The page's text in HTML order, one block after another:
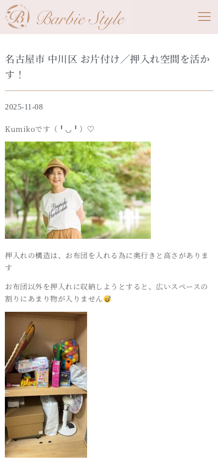
名古屋市 中川区 お片付け／押入れ空間を活か
す！
2025-11-08
Kumikoです（╹◡╹）♡
押入れの構造は、お布団を入れる為に奥行きと高さがありま
す
お布団以外を押入れに収納しようとすると、広いスペースの
割りにあまり物が入りません